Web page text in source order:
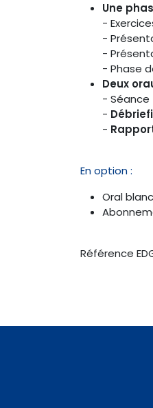
Une
-
-
-
- Phase
Deux
- Séance
-
-
En option :
Oral
Référence